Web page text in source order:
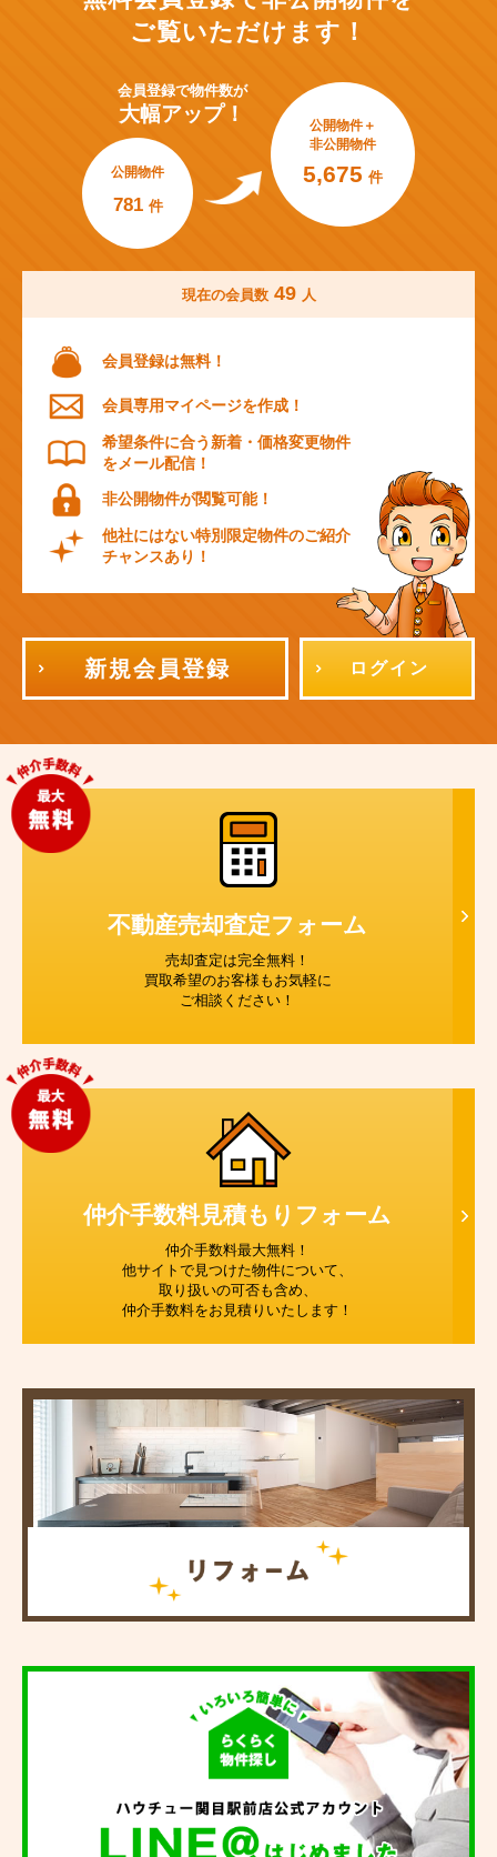
ご覧いただけます！
会員登録で物件数が
大幅アップ！
公開物件
781 件
公開物件＋
非公開物件
5,675 件
現在の会員数 49 人
会員登録は無料！
会員専用マイページを作成！
希望条件に合う新着・価格変更物件
をメール配信！
非公開物件が閲覧可能！
他社にはない特別限定物件のご紹介
チャンスあり！
新規会員登録 ログイン
不動産売却査定フォーム
売却査定は完全無料！
買取希望のお客様もお気軽に
ご相談ください！
仲介手数料見積もり フォーム
仲介手数料最大無料！
他サイトで見つけた物件について、
取り扱いの可否も含め、
仲介手数料をお見積りいたします！